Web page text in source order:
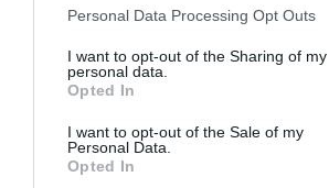
Please note that this website/app uses
not limited to your visit or usage
grant or deny consent to Google and its
use your data for below specified
consent section.
Personal Data Processing Opt Outs
I want to opt-out of the Sharing of my
personal data.
Opted In
I want to opt-out of the Sale of my
Personal Data.
Opted In
menta levelekkel. Házi pitával tálaljuk.
Munka: kb. 45 perc
Fogyasztható: kb. 1,5 óra múlva
Megosztás: Facebook